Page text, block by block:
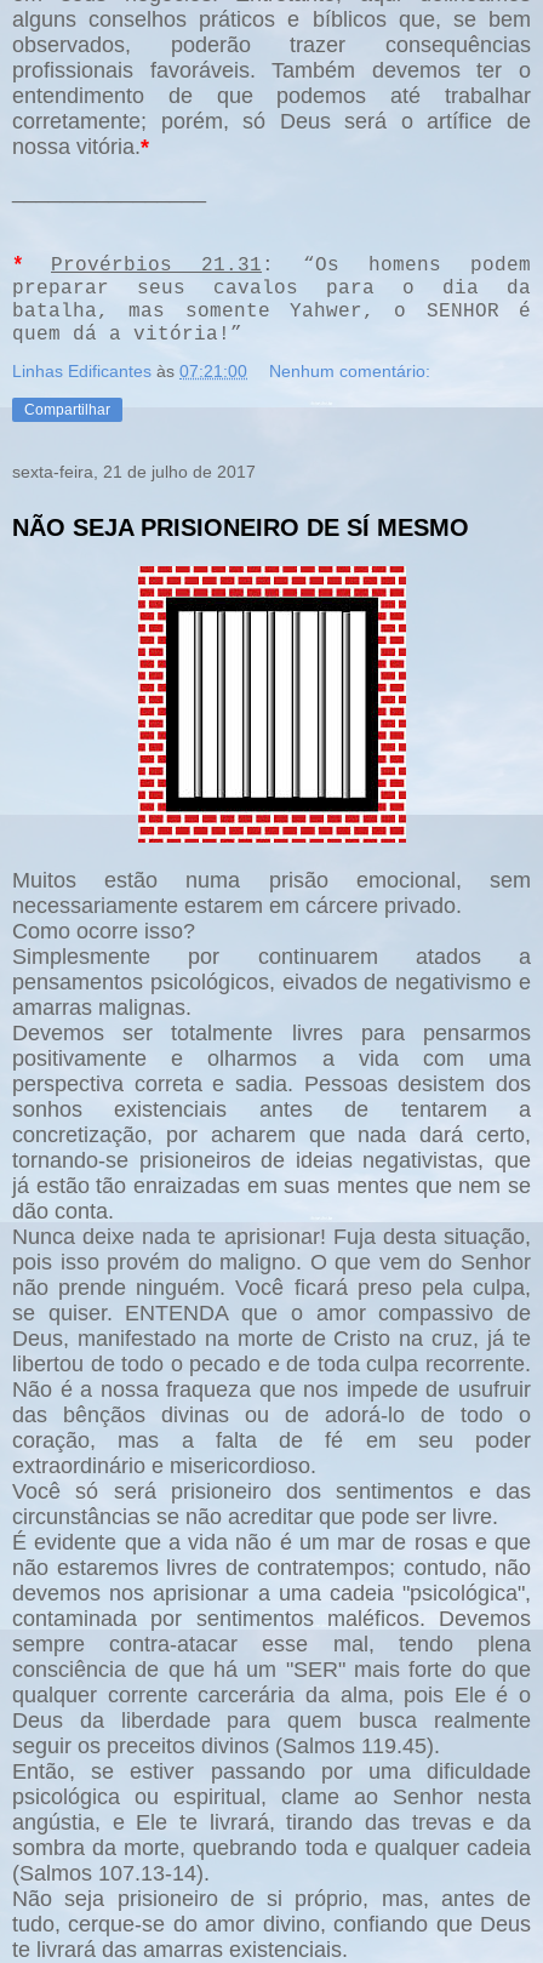
alguns conselhos práticos e bíblicos que, se bem
observados, poderão trazer consequências
profissionais favoráveis. Também devemos ter o
entendimento de que podemos até trabalhar
corretamente; porém, só Deus será o artífice de
nossa vitória.*
* Provérbios 21.31 : “Os homens podem
preparar seus cavalos para o dia da
batalha, mas somente Yahwer, o SENHOR é
quem dá a vitória!”
Linhas Edificantes às 07:21:00 Nenhum comentário:
Compartilhar
sexta-feira, 21 de julho de 2017
NÃO SEJA PRISIONEIRO DE SÍ MESMO
Muitos estão numa prisão emocional, sem
necessariamente estarem em cárcere privado.
Como ocorre isso?
Simplesmente por continuarem atados a
pensamentos psicológicos, eivados de negativismo e
amarras malignas.
Devemos ser totalmente livres para pensarmos
positivamente e olharmos a vida com uma
perspectiva correta e sadia. Pessoas desistem dos
sonhos existenciais antes de tentarem a
concretização, por acharem que nada dará certo,
tornando-se prisioneiros de ideias negativistas, que
já estão tão enraizadas em suas mentes que nem se
dão conta.
Nunca deixe nada te aprisionar! Fuja desta situação,
pois isso provém do maligno. O que vem do Senhor
não prende ninguém. Você ficará preso pela culpa,
se quiser. ENTENDA que o amor compassivo de
Deus, manifestado na morte de Cristo na cruz, já te
libertou de todo o pecado e de toda culpa recorrente.
Não é a nossa fraqueza que nos impede de usufruir
das bênçãos divinas ou de adorá-lo de todo o
coração, mas a falta de fé em seu poder
extraordinário e misericordioso.
Você só será prisioneiro dos sentimentos e das
circunstâncias se não acreditar que pode ser livre.
É evidente que a vida não é um mar de rosas e que
não estaremos livres de contratempos; contudo, não
devemos nos aprisionar a uma cadeia "psicológica",
contaminada por sentimentos maléficos. Devemos
sempre contra-atacar esse mal, tendo plena
consciência de que há um "SER" mais forte do que
qualquer corrente carcerária da alma, pois Ele é o
Deus da liberdade para quem busca realmente
seguir os preceitos divinos (Salmos 119.45).
Então, se estiver passando por uma dificuldade
psicológica ou espiritual, clame ao Senhor nesta
angústia, e Ele te livrará, tirando das trevas e da
sombra da morte, quebrando toda e qualquer cadeia
(Salmos 107.13-14).
Não seja prisioneiro de si próprio, mas, antes de
tudo, cerque-se do amor divino, confiando que Deus
te livrará das amarras existenciais.